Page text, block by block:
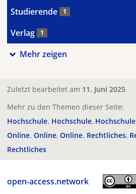
Studierende 1
Verlag 1
Mehr zeigen
Zuletzt bearbeitet am 11. Juni 2025
Mehr zu den Themen dieser Seite:
Hochschule Hochschule
Online Online Online Rechtliches
Rechtliches
open-access.network